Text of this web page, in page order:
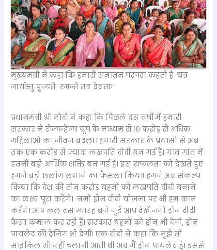
मुख्यमंत्री ने कहा कि हमारी सनातन परंपरा कहती है ’यत्र
नार्यस्तु पूज्यंते रमन्ते तत्र देवताः’
प्रधानमंत्री श्री मोदी ने कहा कि पिछले दस वर्षों में हमारी
सरकार ने सेल्फहेल्प ग्रूप के माध्यम से 10 करोड़ से अधिक
महिलाओं का जीवन बदला। हमारी सरकार के प्रयासों से अब
तक एक करोड़ से ज्यादा लखपति दीदी बन गई हैं। गांव गांव में
इतनी बड़ी आर्थिक शक्ति बन गई है। इस सफलता को देखते हुए
हमने बड़ी छलांग लगाने का फैसला किया। हमने अब संकल्प
किया कि देश की तीन करोड़ बहनों को लखपति दीदी बनाने
का लक्ष्य पूरा करेंगे। नमो ड्रोन दीदी योजना पर भी हम काम
करेंगे। आप कल दस ग्यारह बजे जुड़ें आप देखें नमो ड्रोन दीदी
कैसा कमाल कर रही हैं। सरकार बहनों को ड्रोन भी देगी, ड्रोन
पायलेट की ट्रेनिंग भी देगी। एक दीदी ने कहा कि मुझे तो
साइकिल भी नहीं चलानी आती थी अब मैं ड्रोन पायलेट हूं। इससे